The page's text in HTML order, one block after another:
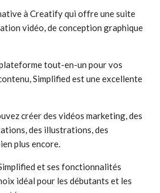
à Creatify qui offre une suite
vidéo, de conception graphique
tout-en-un pour vos
Simplified est une excellente
créer des vidéos marketing, des
des illustrations, des
plus encore.
et ses fonctionnalités
idéal pour les débutants et les